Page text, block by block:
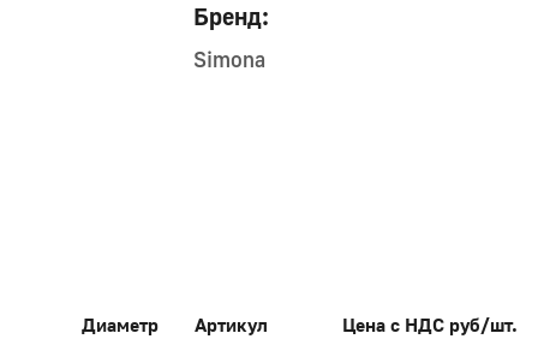
Бренд:
Simona
Диаметр Артикул Цена с НДС руб/шт.